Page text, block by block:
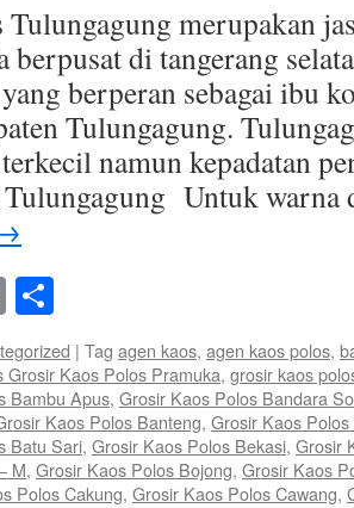
merupakan
berpusat di tangerang
berperan sebagai ibu
Tulungagung.
namun kepadatan
Tulungagung Untuk
Email
| Tag agen kaos, agen kaos polos,
Grosir Kaos Polos Pramuka, grosir kaos
Bambu Apus, Grosir Kaos Polos Bandara
Kaos Polos Banteng, Grosir Kaos
Batu Sari, Grosir Kaos Polos Bekasi, Grosir
M, Grosir Kaos Polos Bojong, Grosir Kaos
Polos Cakung, Grosir Kaos Polos Cawang,